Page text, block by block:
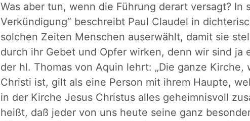
Was aber tun, wenn die Führung derart versagt? In
Verkündigung“ beschreibt Paul Claudel in
solchen Zeiten Menschen auserwählt, damit sie
durch ihr Gebet und Opfer wirken, denn wir sind ja
der hl. Thomas von Aquin lehrt: „Die ganze
Christi ist, gilt als eine Person mit ihrem Haupte,
in der Kirche Jesus Christus alles geheimnisvoll
heißt, daß jeder von uns heute seine ganz